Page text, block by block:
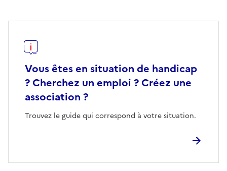
Vous êtes en situation de handicap
? Cherchez un emploi ? Créez une
association ?
Trouvez le guide qui correspond à votre situation.